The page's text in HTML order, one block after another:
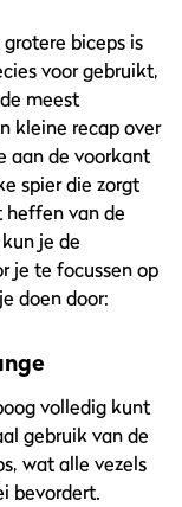
biceps is
voor gebruikt,
meest
kleine recap over
aan de voorkant
spier die zorgt
heffen van de
je de
je te focussen op
doen door:
volledig kunt
gebruik van de
wat alle vezels
bevordert.